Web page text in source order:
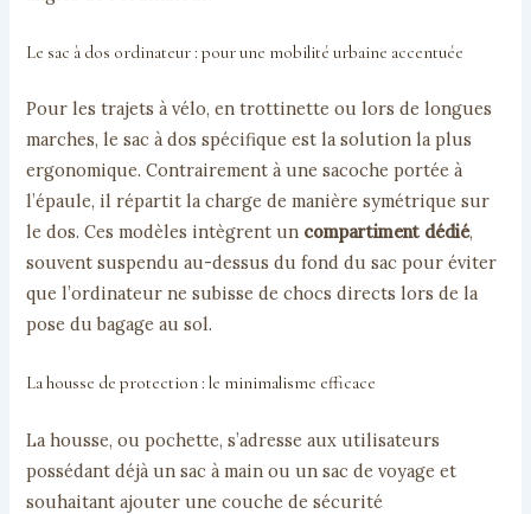
Le sac à dos ordinateur : pour une mobilité urbaine accentuée
Pour les trajets à vélo, en trottinette ou lors de longues
marches, le sac à dos spécifique est la solution la plus
ergonomique. Contrairement à une sacoche portée à
l’épaule, il répartit la charge de manière symétrique sur
le dos. Ces modèles intègrent un compartiment dédié,
souvent suspendu au-dessus du fond du sac pour éviter
que l’ordinateur ne subisse de chocs directs lors de la
pose du bagage au sol.
La housse de protection : le minimalisme efficace
La housse, ou pochette, s’adresse aux utilisateurs
possédant déjà un sac à main ou un sac de voyage et
souhaitant ajouter une couche de sécurité